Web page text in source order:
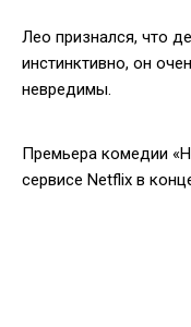
Лео признался, что
инстинктивно, он
невредимы.
Премьера комедии
сервисе Netflix в